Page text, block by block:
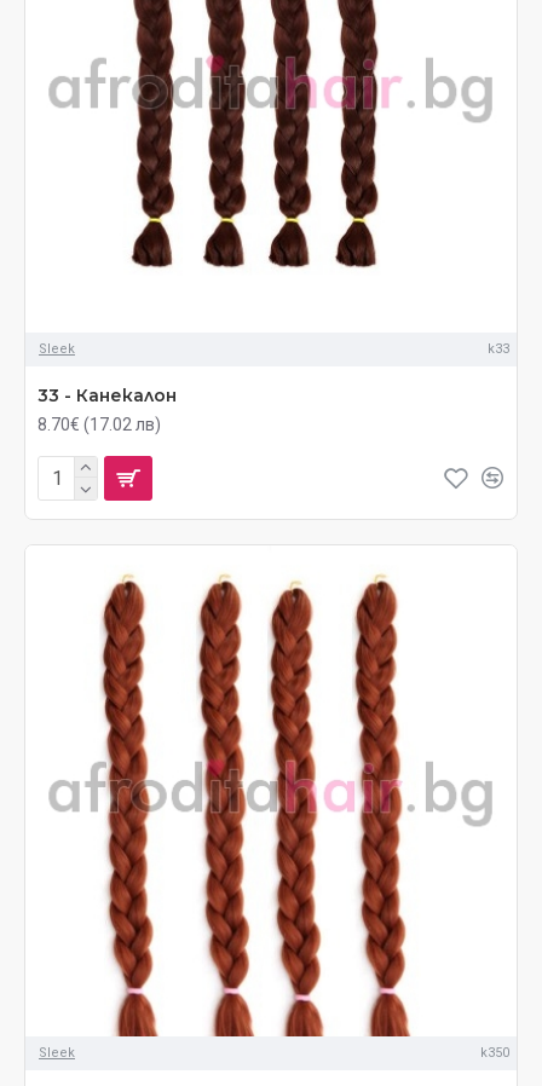
Sleek k33
33 - Канекалон
8.70€ (17.02 лв)
Sleek k350